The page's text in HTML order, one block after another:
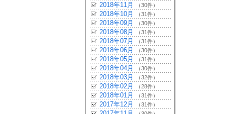
2018年11月 （30件）
2018年10月 （31件）
2018年09月 （30件）
2018年08月 （31件）
2018年07月 （31件）
2018年06月 （30件）
2018年05月 （31件）
2018年04月 （30件）
2018年03月 （32件）
2018年02月 （28件）
2018年01月 （31件）
2017年12月 （31件）